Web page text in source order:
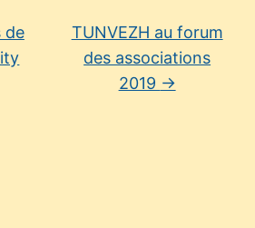
de
TUNVEZH au forum
des associations
2019 →